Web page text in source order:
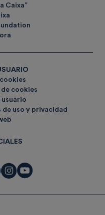
Caixa”
cookies
uso y privacidad